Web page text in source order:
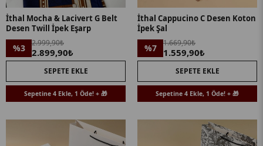
İthal Mocha & Lacivert G Belt
Desen Twill İpek Eşarp
%3 2.999,90₺
2.899,90₺
SEPETE EKLE
Sepetine 4 Ekle, 1 Öde! + 🎁
İthal Cappucino C Desen Koton
İpek Şal
%7 1.669,90₺
1.559,90₺
SEPETE EKLE
Sepetine 4 Ekle, 1 Öde! + 🎁